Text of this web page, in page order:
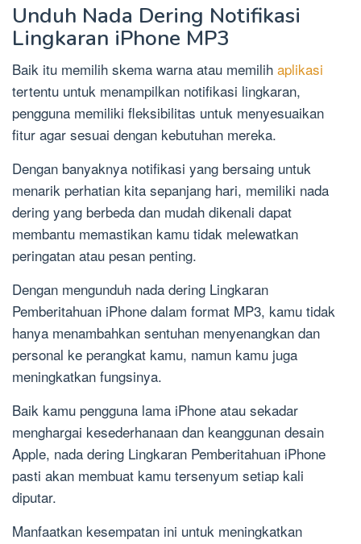
Unduh Nada Dering Notifikasi
Lingkaran iPhone MP3
Baik itu memilih skema warna atau memilih aplikasi
tertentu untuk menampilkan notifikasi lingkaran,
pengguna memiliki fleksibilitas untuk menyesuaikan
fitur agar sesuai dengan kebutuhan mereka.
Dengan banyaknya notifikasi yang bersaing untuk
menarik perhatian kita sepanjang hari, memiliki nada
dering yang berbeda dan mudah dikenali dapat
membantu memastikan kamu tidak melewatkan
peringatan atau pesan penting.
Dengan mengunduh nada dering Lingkaran
Pemberitahuan iPhone dalam format MP3, kamu tidak
hanya menambahkan sentuhan menyenangkan dan
personal ke perangkat kamu, namun kamu juga
meningkatkan fungsinya.
Baik kamu pengguna lama iPhone atau sekadar
menghargai kesederhanaan dan keanggunan desain
Apple, nada dering Lingkaran Pemberitahuan iPhone
pasti akan membuat kamu tersenyum setiap kali
diputar.
Manfaatkan kesempatan ini untuk meningkatkan